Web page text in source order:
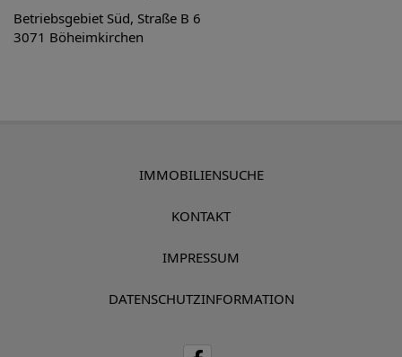
Betriebsgebiet Süd, Straße B 6
3071 Böheimkirchen
IMMOBILIENSUCHE
KONTAKT
IMPRESSUM
DATENSCHUTZINFORMATION